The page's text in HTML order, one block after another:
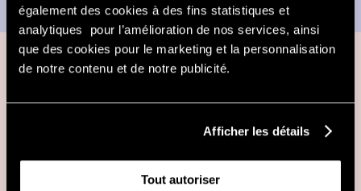
également des cookies à des fins statistiques et
analytiques pour l’amélioration de nos services, ainsi
que des cookies pour le marketing et la personnalisation
de notre contenu et de notre publicité.
Afficher les détails
Tout autoriser
un examen de la vue
Découvrez nos
Retrouvez notre univers, nos conseils et les
dernières tendances